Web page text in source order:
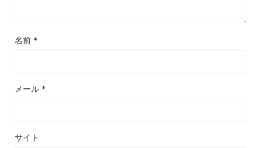
名前 *
メール *
サイト